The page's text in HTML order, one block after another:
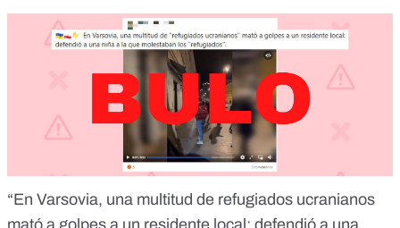
“En Varsovia, una multitud de refugiados ucranianos
mató a golpes a un residente local: defendió a una